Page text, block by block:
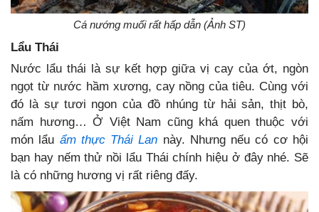
Cá nướng muối rất hấp dẫn (Ảnh ST)
Lẩu Thái
Nước lẩu thái là sự kết hợp giữa vị cay của ớt, ngòn
ngọt từ nước hầm xương, cay nồng của tiêu. Cùng với
đó là sự tươi ngon của đồ nhúng từ hải sản, thịt bò,
nấm hương… Ở Việt Nam cũng khá quen thuộc với
món lẩu ẩm thực Thái Lan này. Nhưng nếu có cơ hội
bạn hay nếm thử nồi lẩu Thái chính hiệu ở đây nhé. Sẽ
là có những hương vị rất riêng đấy.